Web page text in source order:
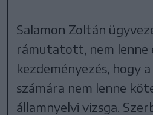
Salamon Zoltán
rámutatott, nem lenne
kezdeményezés, hogy
számára nem lenne
államnyelvi vizsga.